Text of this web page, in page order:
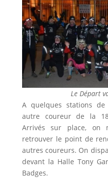
Le Départ
A quelques stations de
autre coureur de la
Arrivés sur place, on
retrouver le point de
autres coureurs. On
devant la Halle Tony
Badges.